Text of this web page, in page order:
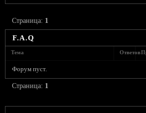
F.A.Q
Страница: 1
Тема Ответов
Форум пуст.
Страница: 1